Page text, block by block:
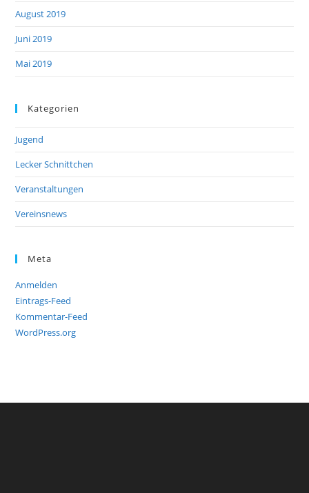
August 2019
Juni 2019
Mai 2019
Kategorien
Jugend
Lecker Schnittchen
Veranstaltungen
Vereinsnews
Meta
Anmelden
Eintrags-Feed
Kommentar-Feed
WordPress.org